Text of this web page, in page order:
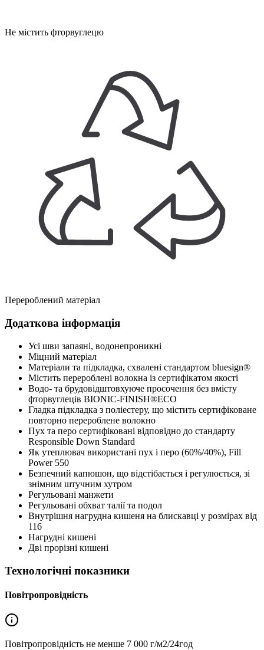
Не містить фторвуглецю
Перероблений матеріал
Додаткова інформація
Усі шви запаяні, водонепроникні
Міцний матеріал
Матеріали та підкладка, схвалені стандартом bluesign®
Містить перероблені волокна із сертифікатом якості
Водо- та брудовідштовхуюче просочення без вмісту
фторвуглеців BIONIC-FINISH®ECO
Гладка підкладка з поліестеру, що містить сертифіковане
повторно перероблене волокно
Пух та перо сертифіковані відповідно до стандарту
Responsible Down Standard
Як утеплювач використані пух і перо (60%/40%), Fill
Power 550
Безпечний капюшон, що відстібається і регулюється, зі
знімним штучним хутром
Регульовані манжети
Регульовані обхват талії та подол
Внутрішня нагрудна кишеня на блискавці у розмірах від
116
Нагрудні кишені
Дві прорізні кишені
Технологічні показники
Повітропровідність
Повітропровідність не менше 7 000 г/м2/24год